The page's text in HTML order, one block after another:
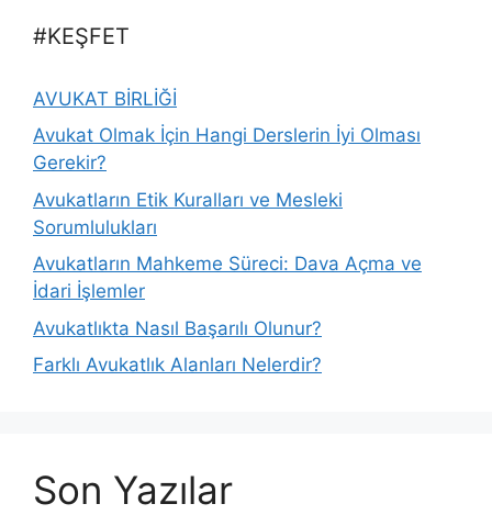
#KEŞFET
AVUKAT BİRLİĞİ
Avukat Olmak İçin Hangi Derslerin İyi Olması
Gerekir?
Avukatların Etik Kuralları ve Mesleki
Sorumlulukları
Avukatların Mahkeme Süreci: Dava Açma ve
İdari İşlemler
Avukatlıkta Nasıl Başarılı Olunur?
Farklı Avukatlık Alanları Nelerdir?
Son Yazılar